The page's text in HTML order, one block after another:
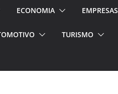
de volta!
ECONOMIA EMPRESAS
TURISMO